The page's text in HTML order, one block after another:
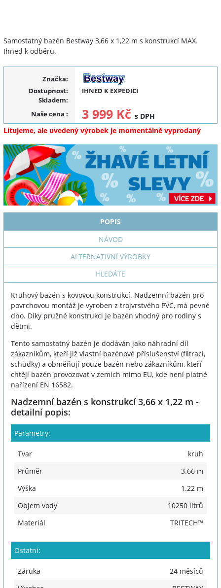
Samostatný bazén Bestway 3,66 x 1,22 m s konstrukcí MAX.
Ihned k odběru.
Značka:
Dostupnost:
IHNED K EXPEDICI
Skladem:
Naše cena : 3 999 Kč s DPH
Litujeme, ale uvedený výrobek je momentálně vyprodaný
POPIS
NÁVOD
ALTERNATIVNÍ VÝROBKY
HLEDÁTE
Kruhový bazén s kovovou konstrukcí. Nadzemní bazén pro
povrchovou montáž je vyroben z trojvrstvého PVC, má pevné
dno. Díky pružné konstrukci je bazén vhodný pro rodiny s
dětmi.
Tento samostatný bazén je dodáván jako náhradní díl
zákazníkům, kteří již vlastní bazénové příslušenství (filtraci,
schůdky) a obměňují pouze bazén nebo zákazníkům, kteří
chtějí bazén provozovat v zemích mimo EU, kde není platné
nařízení EN 16582.
Nadzemní bazén s konstrukcí 3,66 x 1,22 m -
detailní popis:
Parametry:
Tvar
kruh
Průměr
3.66 m
Výška
1.22 m
Objem vody
10250 litrů
Materiál
TRITECH™
Ostatní:
Záruka
24 měsíců